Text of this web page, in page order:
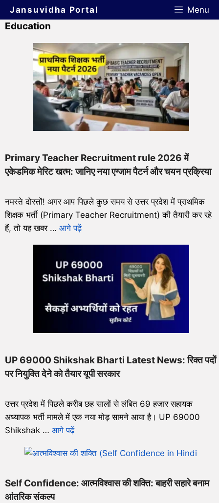
Jansuvidha Portal Menu
Education
Primary Teacher Recruitment rule 2026 में
एकेडमिक मेरिट खत्म: जानिए नया एग्जाम पैटर्न और चयन प्रक्रिया
नमस्ते दोस्तों! अगर आप पिछले कुछ समय से उत्तर प्रदेश में प्राथमिक
शिक्षक भर्ती (Primary Teacher Recruitment) की तैयारी कर रहे
हैं, तो यह खबर … आगे पढ़ें
UP 69000 Shikshak Bharti Latest News: रिक्त पदों
पर नियुक्ति देने को तैयार यूपी सरकार
उत्तर प्रदेश में पिछले करीब छह सालों से लंबित 69 हजार सहायक
अध्यापक भर्ती मामले में एक नया मोड़ सामने आया है। UP 69000
Shikshak … आगे पढ़ें
Self Confidence: आत्मविश्वास की शक्ति: बाहरी सहारे बनाम
आंतरिक संकल्प